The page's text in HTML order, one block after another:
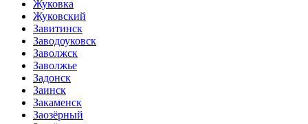
Жуковка
Жуковский
Завитинск
Заводоуковск
Заволжск
Заволжье
Задонск
Заинск
Закаменск
Заозёрный